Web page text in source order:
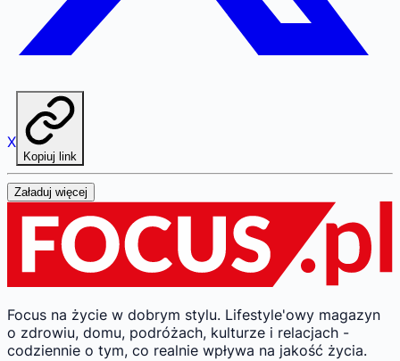
X
Kopiuj link
Załaduj więcej
Focus na życie w dobrym stylu. Lifestyle'owy magazyn
o zdrowiu, domu, podróżach, kulturze i relacjach -
codziennie o tym, co realnie wpływa na jakość życia.